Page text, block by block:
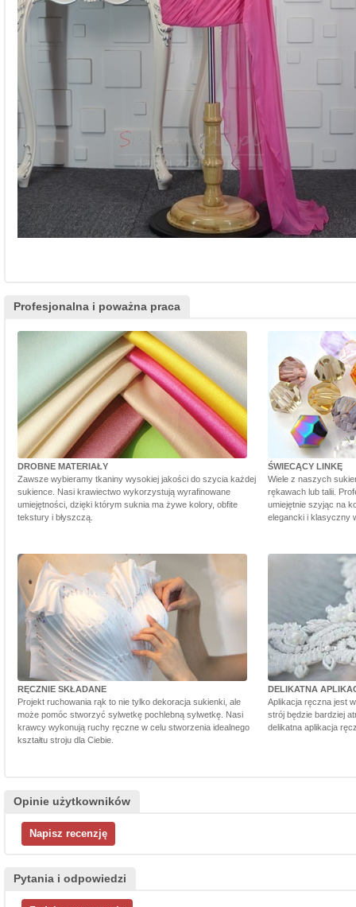
Profesjonalna i poważna praca
DROBNE MATERIAŁY
Zawsze wybieramy tkaniny wysokiej jakości do szycia każdej
sukience. Nasi krawiectwo wykorzystują wyrafinowane
umiejętności, dzięki którym suknia ma żywe kolory, obfite
tekstury i błyszczą.
ŚWIECĄCY LINKĘ
Wiele z naszych
rękawach lub talii.
umiejętnie szyjąc na
elegancki i klasyczny
RĘCZNIE SKŁADANE
Projekt ruchowania rąk to nie tylko dekoracja sukienki, ale
może pomóc stworzyć sylwetkę pochlebną sylwetkę. Nasi
krawcy wykonują ruchy ręczne w celu stworzenia idealnego
kształtu stroju dla Ciebie.
DELIKATNA
Aplikacja ręczna jest
strój będzie bardziej
delikatna aplikacja
Opinie użytkowników
Pytania i odpowiedzi